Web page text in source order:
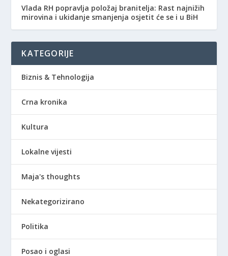
Vlada RH popravlja položaj branitelja: Rast najnižih
mirovina i ukidanje smanjenja osjetit će se i u BiH
KATEGORIJE
Biznis & Tehnologija
Crna kronika
Kultura
Lokalne vijesti
Maja's thoughts
Nekategorizirano
Politika
Posao i oglasi